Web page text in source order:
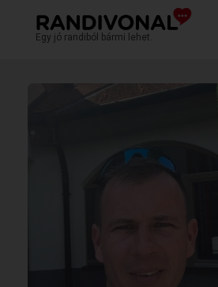
Egy jó randiból bármi lehet.